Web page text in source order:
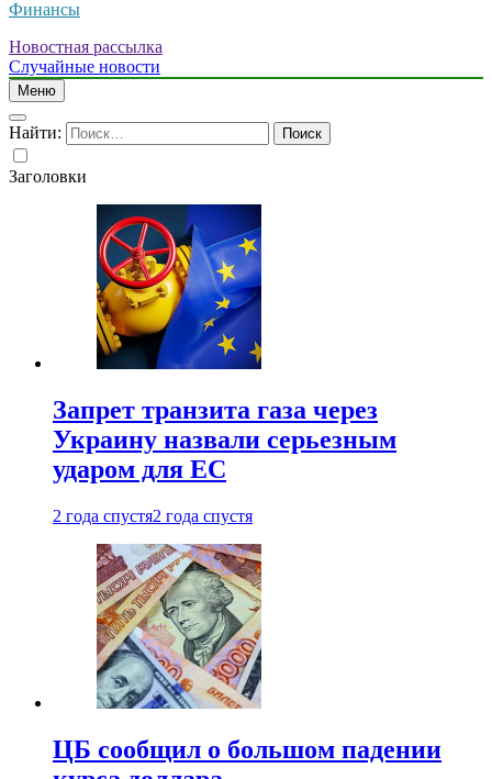
Финансы
Новостная рассылка
Случайные новости
Меню
Найти:
Заголовки
Запрет транзита газа через
Украину назвали серьезным
ударом для ЕС
2 года спустя2 года спустя
ЦБ сообщил о большом падении